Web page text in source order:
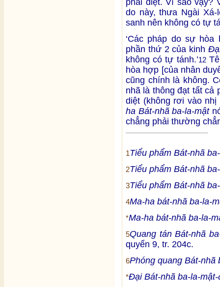
do này, thưa Ngài
sanh nên không có tự
‘Các pháp do sự hòa
phần thứ 2 của kinh
không có tự tánh.’12
hòa hợp [của nhân
cũng chính là không.
nhã là thông đạt tất cả
diệt (không rơi vào
ha Bát-nhã ba-la-mật
chẳng phải thường
1Tiểu phẩm Bát-nhã
2Tiểu phẩm Bát-nhã
3Tiểu phẩm Bát-nhã
4Ma-ha bát-nhã ba-la-
*Ma-ha bát-nhã ba-la-
5Quang tán Bát-nhã
quyển 9, tr. 204c.
6Phóng quang Bát-nhã
*Đại Bát-nhã ba-la-